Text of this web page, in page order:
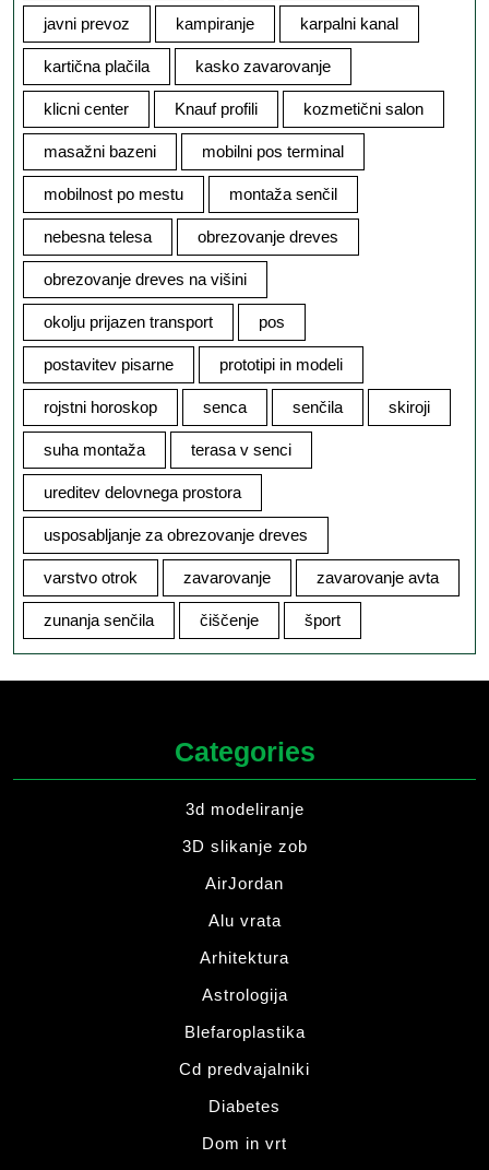
javni prevoz kampiranje karpalni kanal
kartična plačila kasko zavarovanje
klicni center Knauf profili kozmetični salon
masažni bazeni mobilni pos terminal
mobilnost po mestu montaža senčil
nebesna telesa obrezovanje dreves
obrezovanje dreves na višini
okolju prijazen transport pos
postavitev pisarne prototipi in modeli
rojstni horoskop senca senčila skiroji
suha montaža terasa v senci
ureditev delovnega prostora
usposabljanje za obrezovanje dreves
varstvo otrok zavarovanje zavarovanje avta
zunanja senčila čiščenje šport
Categories
3d modeliranje
3D slikanje zob
AirJordan
Alu vrata
Arhitektura
Astrologija
Blefaroplastika
Cd predvajalniki
Diabetes
Dom in vrt